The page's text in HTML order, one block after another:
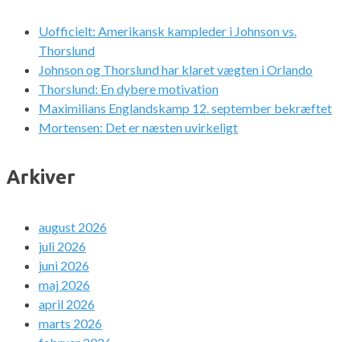
Uofficielt: Amerikansk kampleder i Johnson vs.
Thorslund
Johnson og Thorslund har klaret vægten i Orlando
Thorslund: En dybere motivation
Maximilians Englandskamp 12. september bekræftet
Mortensen: Det er næsten uvirkeligt
Arkiver
august 2026
juli 2026
juni 2026
maj 2026
april 2026
marts 2026